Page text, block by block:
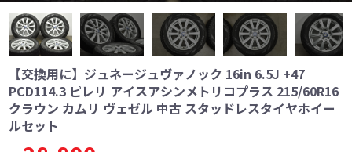
【交換用に】ジュネージュヴァノック 16in 6.5J +47
PCD114.3 ピレリ アイスアシンメトリコプラス 215/60R16
クラウン カムリ ヴェゼル 中古 スタッドレスタイヤホイー
ルセット